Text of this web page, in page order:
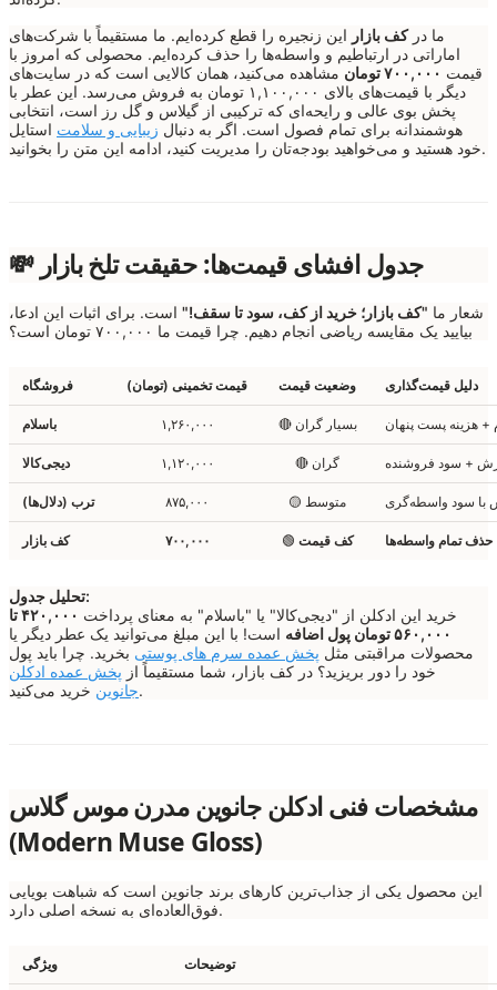
ما در کف بازار این زنجیره را قطع کرده‌ایم. ما مستقیماً با شرکت‌های
اماراتی در ارتباطیم و واسطه‌ها را حذف کرده‌ایم. محصولی که امروز با
قیمت ۷۰۰,۰۰۰ تومان
مشاهده می‌کنید، همان کالایی است که در سایت‌های
دیگر با قیمت‌های بالای ۱,۱۰۰,۰۰۰ تومان به فروش می‌رسد. این عطر با
پخش بوی عالی و رایحه‌ای که ترکیبی از گیلاس و گل رز است، انتخابی
هوشمندانه برای تمام فصول است. اگر به دنبال زیبایی و سلامت استایل
خود هستید و می‌خواهید بودجه‌تان را مدیریت کنید، ادامه این متن را بخوانید.
💸 جدول افشای قیمت‌ها: حقیقت تلخ بازار
شعار ما "کف بازار؛ خرید از کف، سود تا سقف!" است. برای اثبات این ادعا،
بیایید یک مقایسه ریاضی انجام دهیم. چرا قیمت ما ۷۰۰,۰۰۰ تومان است؟
فروشگاه قیمت تخمینی (تومان) وضعیت قیمت دلیل قیمت‌گذاری
باسلام ۱,۲۶۰,۰۰۰ 🔴 بسیار گران + هزینه پست پنهان
دیجی‌کالا ۱,۱۲۰,۰۰۰ 🔴 گران + سود فروشنده
ترب (دلال‌ها) ۸۷۵,۰۰۰ 🟡 متوسط با سود واسطه‌گری
کف بازار ۷۰۰,۰۰۰ 🟢 کف قیمت حذف تمام واسطه‌ها
تحلیل جدول:
خرید این ادکلن از "دیجی‌کالا" یا "باسلام" به معنای پرداخت
۴۲۰,۰۰۰ تا
۵۶۰,۰۰۰ تومان پول اضافه
است! با این مبلغ می‌توانید یک عطر دیگر یا
محصولات مراقبتی مثل پخش عمده سرم های پوستی بخرید. چرا باید پول
خود را دور بریزید؟ در کف بازار، شما مستقیماً از پخش عمده ادکلن
جانوینخرید می‌کنید.
مشخصات فنی ادکلن جانوین مدرن موس گلاس
(Modern Muse Gloss)
این محصول یکی از جذاب‌ترین کارهای برند جانوین است که شباهت بویایی
فوق‌العاده‌ای به نسخه اصلی دارد.
ویژگی توضیحات